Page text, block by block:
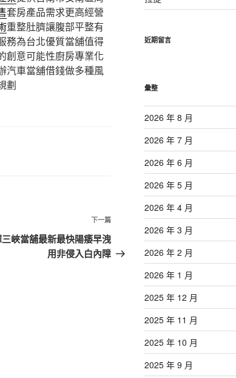
套房產品需求更高經營
重整肚臍讓腹部平整有
務為台北優質當舖值得
創意可能性廚房專業化
汽車當舖借錢做多種風
劃
下
一
篇
下一篇
峽當舖最新最快陽痿早洩
用非侵入白內障
近期留言
彙整
2026 年 8 月
2026 年 7 月
2026 年 6 月
2026 年 5 月
2026 年 4 月
2026 年 3 月
2026 年 2 月
2026 年 1 月
2025 年 12 月
2025 年 11 月
2025 年 10 月
2025 年 9 月